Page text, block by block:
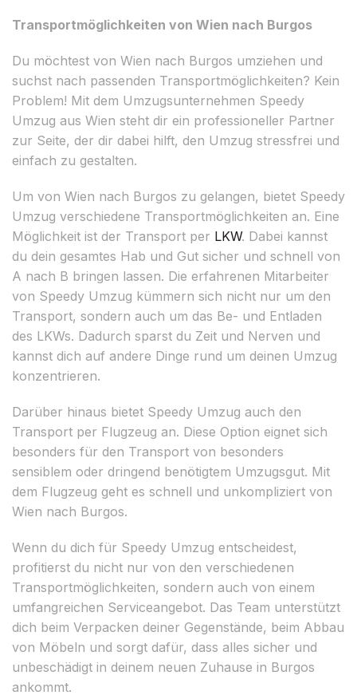
Transportmöglichkeiten von Wien nach Burgos
Du möchtest von Wien nach Burgos umziehen und
suchst nach passenden Transportmöglichkeiten? Kein
Problem! Mit dem Umzugsunternehmen Speedy
Umzug aus Wien steht dir ein professioneller Partner
zur Seite, der dir dabei hilft, den Umzug stressfrei und
einfach zu gestalten.
Um von Wien nach Burgos zu gelangen, bietet Speedy
Umzug verschiedene Transportmöglichkeiten an. Eine
Möglichkeit ist der Transport per LKW. Dabei kannst
du dein gesamtes Hab und Gut sicher und schnell von
A nach B bringen lassen. Die erfahrenen Mitarbeiter
von Speedy Umzug kümmern sich nicht nur um den
Transport, sondern auch um das Be- und Entladen
des LKWs. Dadurch sparst du Zeit und Nerven und
kannst dich auf andere Dinge rund um deinen Umzug
konzentrieren.
Darüber hinaus bietet Speedy Umzug auch den
Transport per Flugzeug an. Diese Option eignet sich
besonders für den Transport von besonders
sensiblem oder dringend benötigtem Umzugsgut. Mit
dem Flugzeug geht es schnell und unkompliziert von
Wien nach Burgos.
Wenn du dich für Speedy Umzug entscheidest,
profitierst du nicht nur von den verschiedenen
Transportmöglichkeiten, sondern auch von einem
umfangreichen Serviceangebot. Das Team unterstützt
dich beim Verpacken deiner Gegenstände, beim Abbau
von Möbeln und sorgt dafür, dass alles sicher und
unbeschädigt in deinem neuen Zuhause in Burgos
ankommt.